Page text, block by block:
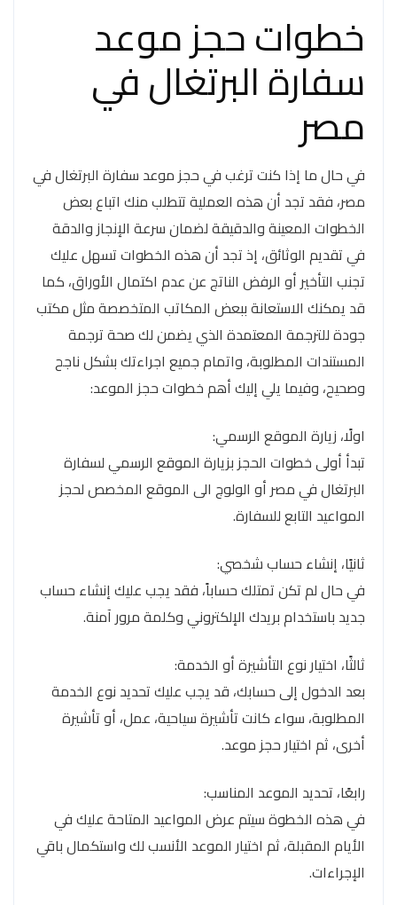
خطوات حجز موعد
سفارة البرتغال في
مصر
في حال ما إذا كنت ترغب في حجز موعد سفارة البرتغال في
مصر، فقد تجد أن هذه العملية تتطلب منك اتباع بعض
الخطوات المعينة والدقيقة لضمان سرعة الإنجاز والدقة
في تقديم الوثائق، إذ تجد أن هذه الخطوات تسهل عليك
تجنب التأخير أو الرفض الناتج عن عدم اكتمال الأوراق، كما
قد يمكنك الاستعانة ببعض المكاتب المتخصصة مثل مكتب
جودة للترجمة المعتمدة الذي يضمن لك صحة ترجمة
المستندات المطلوبة، واتمام جميع اجراءتك بشكل ناجح
وصحيح، وفيما يلي إليك أهم خطوات حجز الموعد:
اولًا، زيارة الموقع الرسمي:
تبدأ أولى خطوات الحجز بزيارة الموقع الرسمي لسفارة
البرتغال في مصر أو الولوج الى الموقع المخصص لحجز
المواعيد التابع للسفارة.
ثانيًا، إنشاء حساب شخصي:
في حال لم تكن تمتلك حساباً، فقد يجب عليك إنشاء حساب
جديد باستخدام بريدك الإلكتروني وكلمة مرور آمنة.
ثالثًا، اختيار نوع التأشيرة أو الخدمة:
بعد الدخول إلى حسابك، قد يجب عليك تحديد نوع الخدمة
المطلوبة، سواء كانت تأشيرة سياحية، عمل، أو تأشيرة
أخرى، ثم اختيار حجز موعد.
رابعًا، تحديد الموعد المناسب:
في هذه الخطوة سيتم عرض المواعيد المتاحة عليك في
الأيام المقبلة، ثم اختيار الموعد الأنسب لك واستكمال باقي
الإجراءات.